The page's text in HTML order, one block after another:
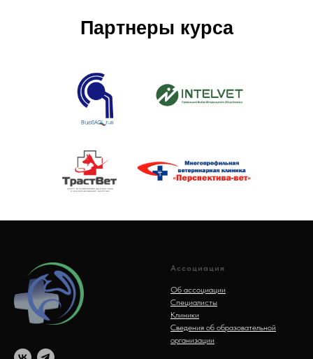
Партнеры курса
Ассоциация
Об ассоциации
Специалисты
Клиники
Сведения об образовательной
организации